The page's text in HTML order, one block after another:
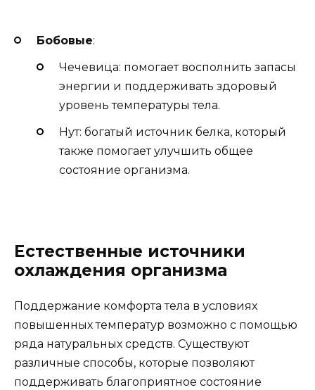
Бобовые:
Чечевица: помогает восполнить запасы
энергии и поддерживать здоровый
уровень температуры тела.
Нут: богатый источник белка, который
также помогает улучшить общее
состояние организма.
Естественные источники
охлаждения организма
Поддержание комфорта тела в условиях
повышенных температур возможно с помощью
ряда натуральных средств. Существуют
различные способы, которые позволяют
поддерживать благоприятное состояние